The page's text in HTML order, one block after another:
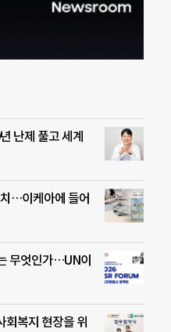
난제 풀고 세계
…이케아에 들어
무엇인가…UN이
복지 현장을 위